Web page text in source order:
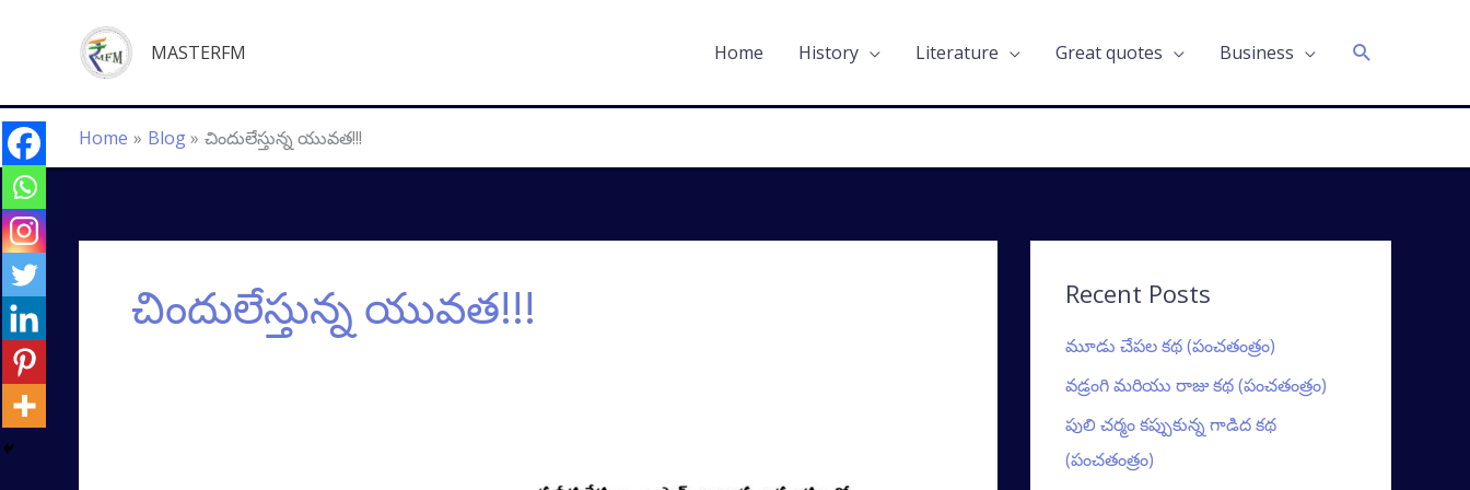
MASTERFM Home History Literature Great quotes Business Search
Home Blog చిందులేస్తున్న యువత!!!
చిందులేస్తున్న యువత!!! Recent Posts
మూడు చేపల కథ (పంచతంత్రం)
వడ్రంగి మరియు రాజు కథ (పంచతంత్రం)
పులి చర్మం కప్పుకున్న గాడిద కథ
(పంచతంత్రం)